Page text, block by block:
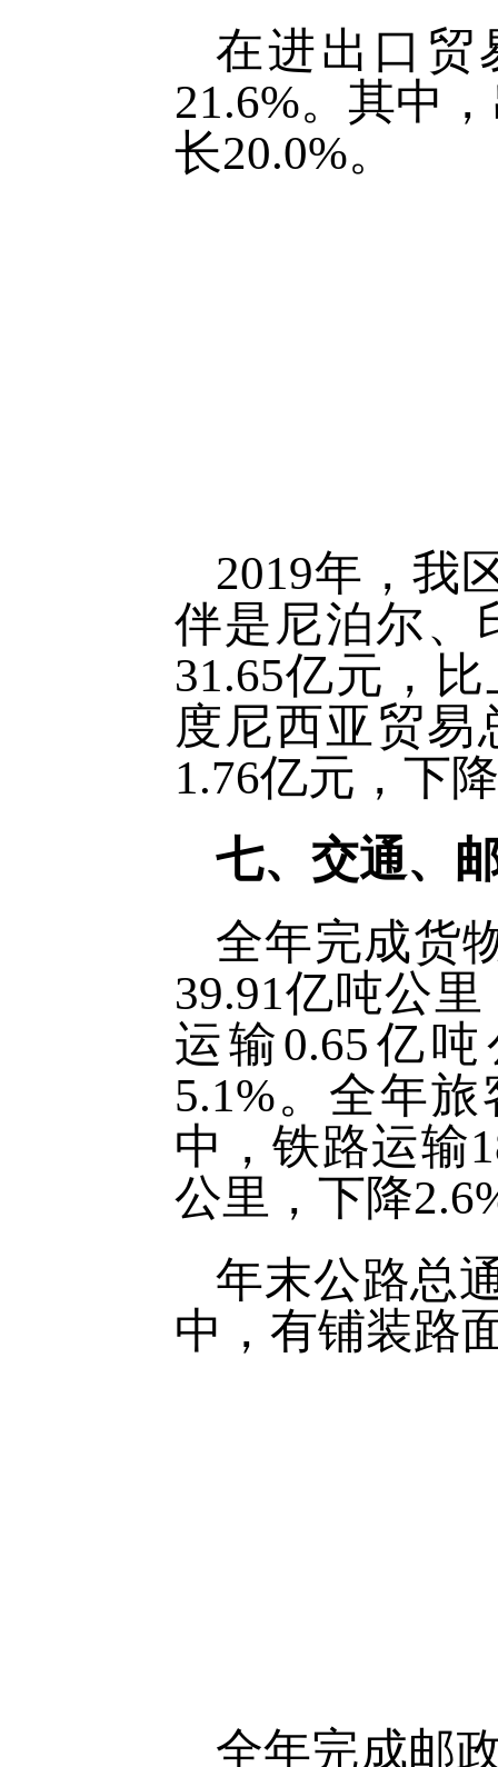
在进出口贸
21.6%。其中
长20.0%。
2019年，我
伴是尼泊尔、
31.65亿元，
度尼西亚贸易
1.76亿元，下
七、交通、
全年完成货
39.91亿吨公
运输0.65亿
5.1%。全年
中，铁路运输
公里，下降
年末公路总
中，有铺装路
全年完成邮